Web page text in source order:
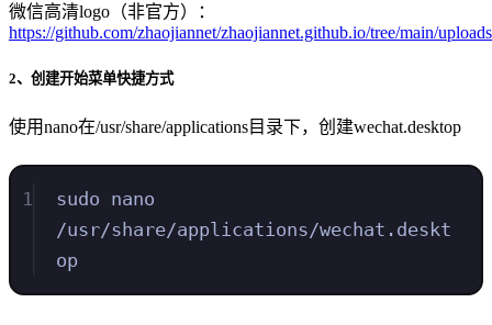
微信高清logo（非官方）：
https://github.com/zhaojiannet/zhaojiannet.github.io/tree/main/
2、创建开始菜单快捷方式
使用nano在/usr/share/applications目录下，创建wechat.desktop
1
sudo nano
/usr/share/applications/wechat.deskt
op